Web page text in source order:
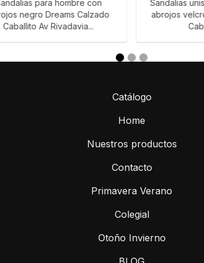
para hombre con
negro Dreams Calzado
Caballito Av Rivadavia...
Sandalias
abrojos
Catálogo
Home
Nuestros productos
Contacto
Primavera Verano
Colegial
Otoño Invierno